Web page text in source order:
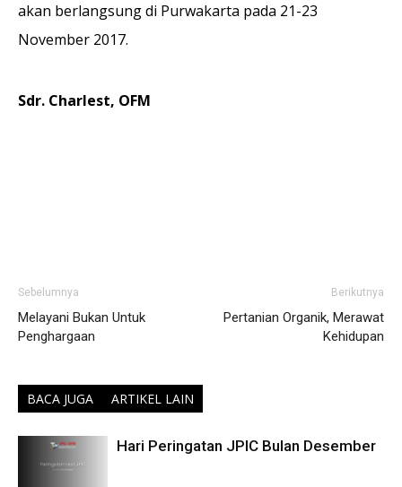
akan berlangsung di Purwakarta pada 21-23
November 2017.
Sdr. Charlest, OFM
Sebelumnya
Melayani Bukan Untuk
Penghargaan
Berikutnya
Pertanian Organik, Merawat
Kehidupan
BACA JUGA ARTIKEL LAIN
Hari Peringatan JPIC Bulan Desember